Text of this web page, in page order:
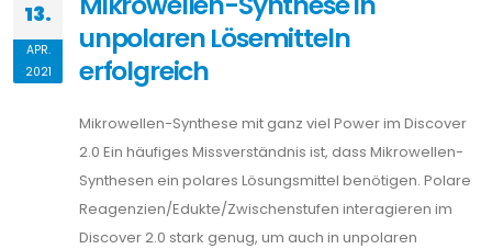
13.
APR.
2021
unpolaren Lösemitteln
erfolgreich
Mikrowellen-Synthese mit ganz viel Power im Discover
2.0 Ein häufiges Missverständnis ist, dass Mikrowellen-
Synthesen ein polares Lösungsmittel benötigen. Polare
Reagenzien/Edukte/Zwischenstufen interagieren im
Discover 2.0 stark genug, um auch in unpolaren